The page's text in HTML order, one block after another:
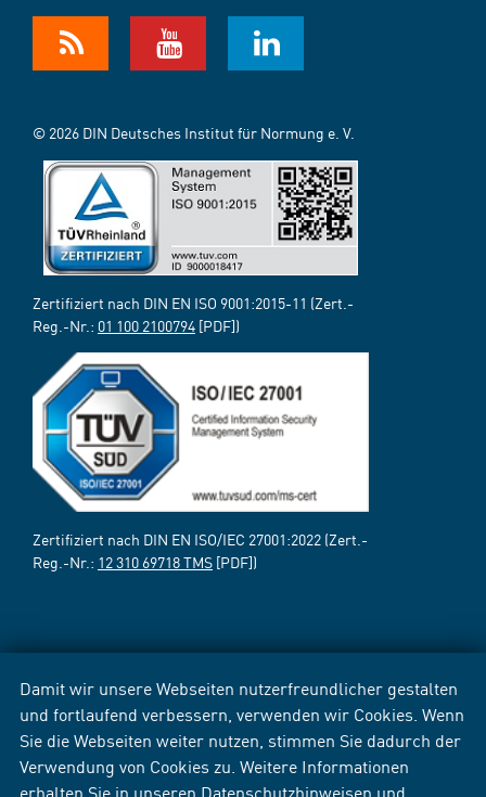
Damit wir unsere Webseiten nutzerfreundlicher gestalten
und fortlaufend verbessern, verwenden wir Cookies. Wenn
Sie die Webseiten weiter nutzen, stimmen Sie dadurch der
Verwendung von Cookies zu. Weitere Informationen
erhalten Sie in unseren Datenschutzhinweisen und
© 2026 DIN Deutsches Institut für Normung e. V.
Zertifiziert nach DIN EN ISO 9001:2015-11 (Zert.-
Reg.-Nr.: 01 100 2100794 [PDF])
Zertifiziert nach DIN EN ISO/IEC 27001:2022 (Zert.-
Reg.-Nr.: 12 310 69718 TMS [PDF])